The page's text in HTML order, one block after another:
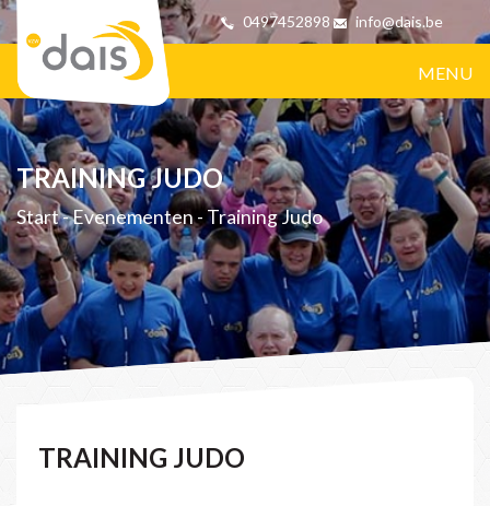
0497452898 info@dais.be
MENU
TRAINING JUDO
Start-Evenementen-Training Judo
TRAINING JUDO